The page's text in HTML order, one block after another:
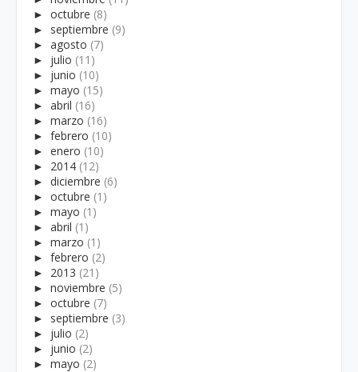
► octubre (8)
► septiembre (9)
► agosto (7)
► julio (11)
► junio (10)
► mayo (15)
► abril (16)
► marzo (16)
► febrero (10)
► enero (10)
► 2014 (12)
► diciembre (6)
► octubre (1)
► mayo (1)
► abril (1)
► marzo (1)
► febrero (2)
► 2013 (21)
► noviembre (5)
► octubre (7)
► septiembre (3)
► julio (2)
► junio (2)
► mayo (2)